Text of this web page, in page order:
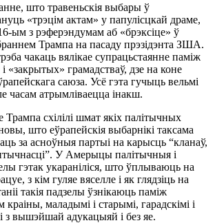
што травеньскія выбары ў
«трэцім актам» у папулісцкай драме,
ым з рэферэндумам аб «брэксіце» ў
Трампа на пасаду прэзідэнта ЗША.
чакаць вялікае супрацьстаянне паміж
«закрытых» грамадстваў, дзе на коне
саюза. Усё гэта гучыць вельмі
часам атрымліваецца інакш.
Трампа схілілі шмат якіх палітычных
што еўрапейскія выбарнікі таксама
за асноўныя партыі на карысць “кланаў,
У Амерыцы палітычныя і
гэтак укараніліся, што ўплываюць на
з кім гуляе вяселле і як глядзіць на
такія падзелы ўзнікаюць паміж
маладымі і старымі, гарадскімі і
з вышэйшай адукацыяй і без яе.